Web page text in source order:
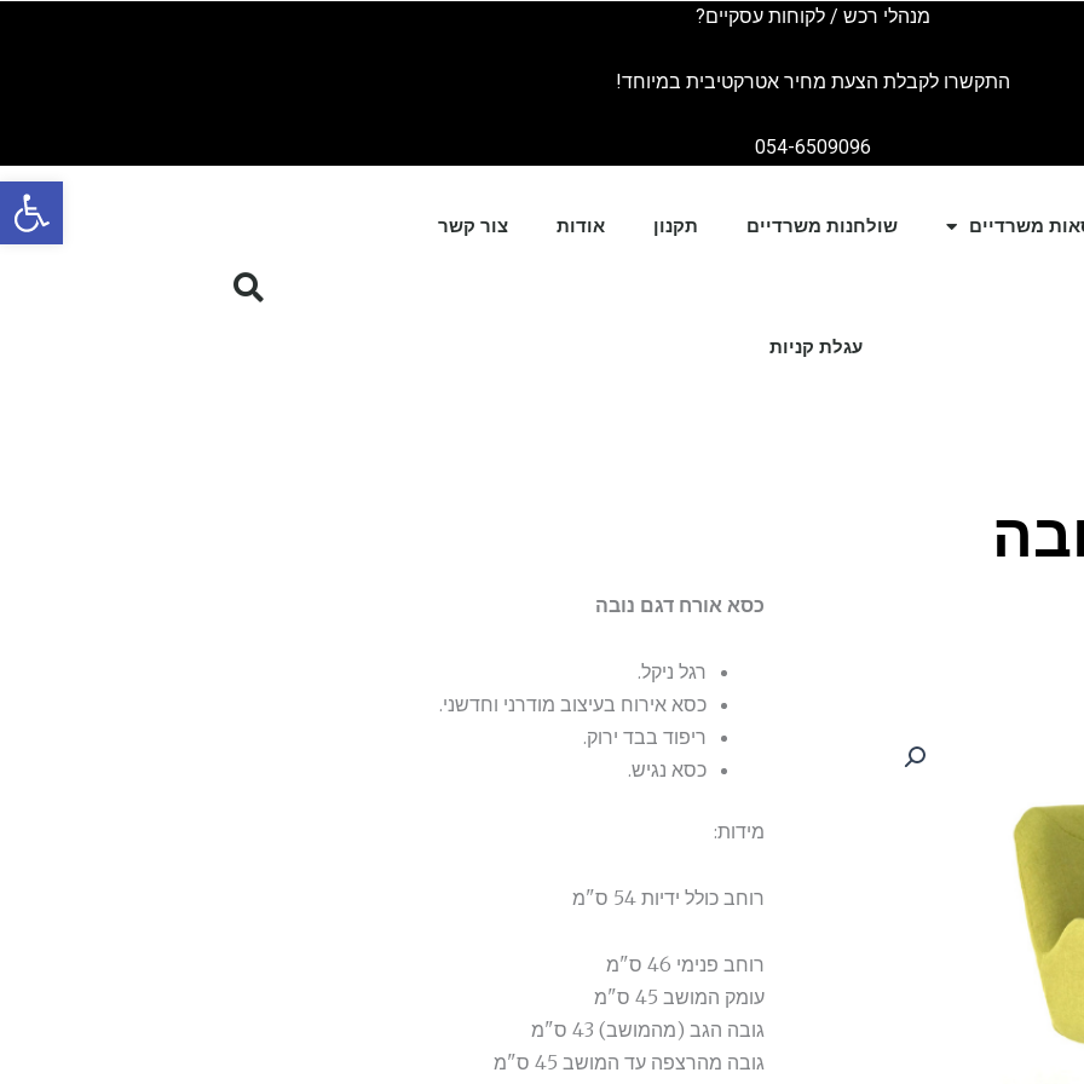
פתח
מנהלי רכש / לקוחות עסקיים?
התקשרו לקבלת הצעת מחיר אטרקטיבית במיוחד!
054-6509096
משרדיים שולחנות משרדיים תקנון אודות צור קשר
עגלת קניות
כסא אורח דגם נובה
רגל ניקל.
כסא אירוח בעיצוב מודרני וחדשני.
ריפוד בבד ירוק.
כסא נגיש.
מידות:
רוחב כולל ידיות 54 ס"מ
רוחב פנימי 46 ס"מ
עומק המושב 45 ס"מ
גובה הגב (מהמושב) 43 ס"מ
גובה מהרצפה עד המושב 45 ס"מ